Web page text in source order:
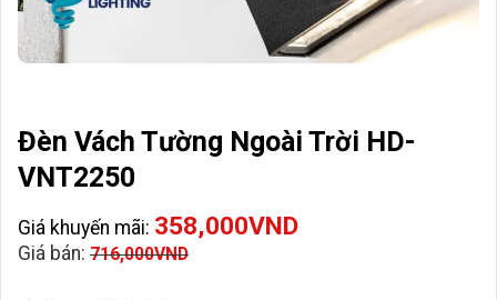
Đèn Vách Tường Ngoài Trời HD-
VNT2250
Giá khuyến mãi: 358,000VND
Giá bán: 716,000VND